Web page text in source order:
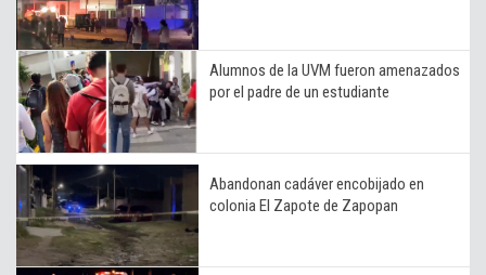
Alumnos de la UVM fueron amenazados
por el padre de un estudiante
Abandonan cadáver encobijado en
colonia El Zapote de Zapopan